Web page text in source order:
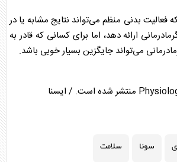
بدنی منظم می‌تواند نتایج مشابه یا در
ارائه دهد، اما برای کسانی که قادر به
می‌تواند جایگزین بسیار خوبی باشد.
سونا سلامت